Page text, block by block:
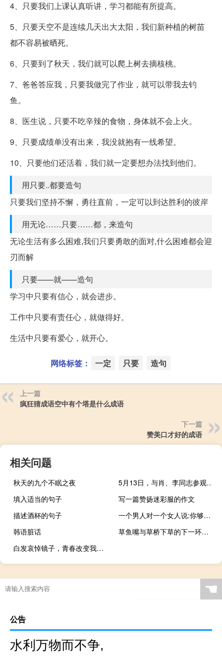
4、只要我们上课认真听讲，学习都能有所提高。
5、只要天空不是连续几天出大太阳，我们新种植的树苗
都不容易被晒死。
6、只要到了秋天，我们就可以爬上树去摘核桃。
7、爸爸答应我，只要我做完了作业，就可以带我去钓
鱼。
8、医生说，只要不吃辛辣的食物，身体就不会上火。
9、只要成绩单没有出来，我没就抱有一线希望。
10、只要他们还活着，我们就一定要想办法找到他们。
用只要..都要造句
只要我们坚持不懈，勇往直前，一定可以到达胜利的彼岸
用无论……只要……都，来造句
无论生活有多么困难,我们只要勇敢的面对,什么困难都会迎
刃而解
只要——就——造句
学习中只要有信心，就会进步。
工作中只要有责任心，就做得好。
生活中只要有爱心，就开心。
网络标签： 一定 只要 造句
上一篇
疯狂猜成语空中有个塔是什么成语
下一篇
赞美口才好的成语
相关问题
秋天的九个不眠之夜
5月13日，与肖、李同志参观水库
填入适当的句子
写一篇赞扬迷彩服的作文
描述酒杯的句子
一个男人对一个女人说:你够了。你什么意思
韩语脏话
草鱼嘴与草桥下草的下一环是什么
白发哀悼镜子，青春改变我们的皮毛
☚
公告
水利万物而不争,